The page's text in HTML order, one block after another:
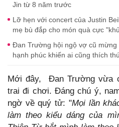
Jin từ 8 năm trước
Lỡ hẹn với concert của Justin
mẹ bù đắp cho món quà cực
Đan Trường hội ngộ vợ cũ mừng
hạnh phúc khiến ai cũng thích thú
Mới đây, Đan Trường vừa
trai đi chơi. Đáng chú ý,
ngờ về quý tử: "Mọi lần
làm theo kiểu dáng của